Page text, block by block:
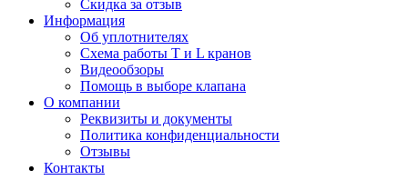
Скидка за отзыв
Информация
Об уплотнителях
Схема работы T и L кранов
Видеообзоры
Помощь в выборе клапана
О компании
Реквизиты и документы
Политика конфиденциальности
Отзывы
Контакты